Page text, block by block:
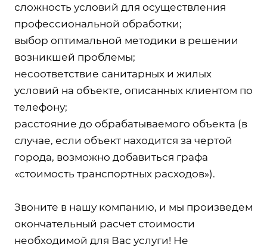
сложность условий для осуществления
профессиональной обработки;
выбор оптимальной методики в решении
возникшей проблемы;
несоответствие санитарных и жилых
условий на объекте, описанных клиентом по
телефону;
расстояние до обрабатываемого объекта (в
случае, если объект находится за чертой
города, возможно добавиться графа
«стоимость транспортных расходов»).
Звоните в нашу компанию, и мы произведем
окончательный расчет стоимости
необходимой для Вас услуги! Не